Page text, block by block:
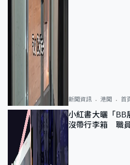
新聞資訊 港聞 首
小紅書大曬「
沒帶行李箱 職